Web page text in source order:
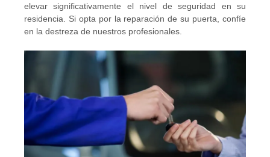
elevar significativamente el nivel de seguridad en su
residencia. Si opta por la reparación de su puerta, confíe
en la destreza de nuestros profesionales.